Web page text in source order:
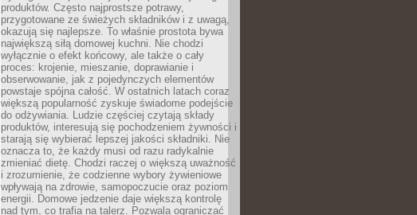
produktów. Często najprostsze potrawy,
przygotowane ze świeżych składników i z uwagą,
okazują się najlepsze. To właśnie prostota bywa
największą siłą domowej kuchni. Nie chodzi
wyłącznie o efekt końcowy, ale także o cały
proces: krojenie, mieszanie, doprawianie i
obserwowanie, jak z pojedynczych elementów
powstaje spójna całość. W ostatnich latach coraz
większą popularność zyskuje świadome podejście
do odżywiania. Ludzie częściej czytają składy
produktów, interesują się pochodzeniem żywności i
starają się wybierać lepszej jakości składniki. Nie
oznacza to, że każdy musi od razu radykalnie
zmieniać dietę. Chodzi raczej o większą uważność
i zrozumienie, że codzienne wybory żywieniowe
wpływają na zdrowie, samopoczucie oraz poziom
energii. Domowe jedzenie daje większą kontrolę
nad tym, co trafia na talerz. Pozwala ograniczać